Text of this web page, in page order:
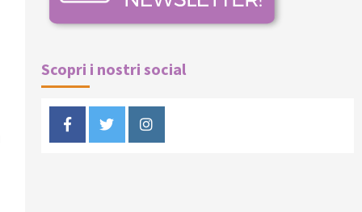
Scopri i nostri social
FacebookTwitterInstagram